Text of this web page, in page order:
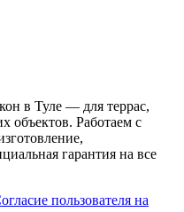
в Туле — для террас,
объектов. Работаем с
гарантия на все
пользователя на